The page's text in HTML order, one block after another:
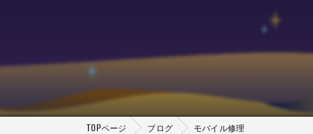
TOPページ ブログ モバイル修理